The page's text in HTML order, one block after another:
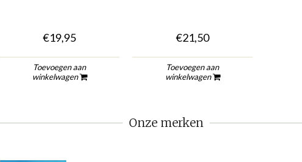
€19,95
Toevoegen aan
winkelwagen
€21,50
Toevoegen aan
winkelwagen
Onze merken